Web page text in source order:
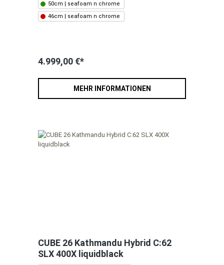
50cm | seafoam n chrome
46cm | seafoam n chrome
4.999,00 €*
MEHR INFORMATIONEN
CUBE 26 Kathmandu Hybrid C:62
SLX 400X liquidblack